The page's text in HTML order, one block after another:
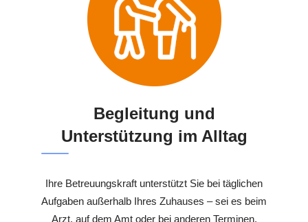
Begleitung und
Unterstützung im Alltag
Ihre Betreuungskraft unterstützt Sie bei täglichen
Aufgaben außerhalb Ihres Zuhauses – sei es beim
Arzt, auf dem Amt oder bei anderen Terminen.